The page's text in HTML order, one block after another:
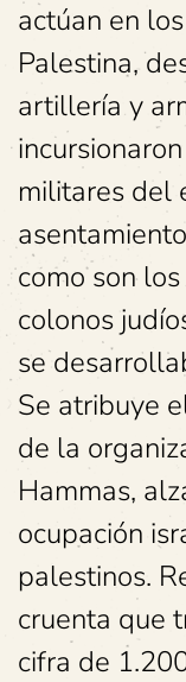
actúan en
Palestina,
artillería y
militares del
como son
colonos
se
Se atribuye
de la
Hammas,
ocupación
palestinos.
cruenta que
cifra de